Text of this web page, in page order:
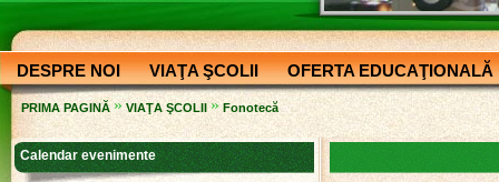
DESPRE NOI VIAŢA ŞCOLII OFERTA EDUCAŢIONALĂ
PRIMA PAGINĂ » VIAŢA ŞCOLII » Fonotecă
Calendar evenimente